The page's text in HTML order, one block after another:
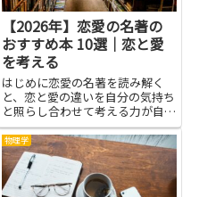
【2026年】恋愛の名著の
おすすめ本 10選｜恋と愛
を考える
はじめに恋愛の名著を読み解く
と、恋と愛の違いを自分の気持ち
と照らし合わせて考える力が自然
と育ちます。登場人物の思いが揺
れる場面を追うと、相手の立場を
想像する訓練になり、言葉にでき
なかった感情を伝えるヒントをつ
かめます。さまざまな物語が示す
物理学